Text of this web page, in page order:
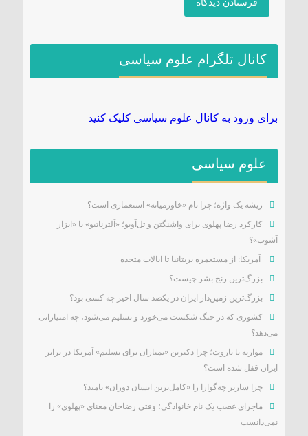
کانال تلگرام علوم سیاسی
برای ورود به کانال علوم سیاسی کلیک کنید
علوم سیاسی
ریشه یک واژه؛ چرا نام «خاورمیانه» استعماری است؟
کارکرد رضا پهلوی برای واشنگتن و تل‌آویو؛ «آلترناتیو» یا «ابزار
آشوب»؟
آمریکا: از مستعمره بریتانیا تا ایالات متحده
بزرگ‌ترین رنج بشر چیست؟
بزرگ‌ترین زمین‌دار ایران در یکصد سال اخیر چه کسی بود؟
کشوری که در جنگ شکست می‌خورد و تسلیم می‌شود، چه امتیازاتی
می‌دهد؟
موازنه با باروت؛ چرا دکترین «بمباران برای تسلیم» آمریکا در برابر
ایران قفل شده است؟
چرا سارتر چه‌گوارا را «کامل‌ترین انسان دوران» نامید؟
ماجرای غصب یک نام خانوادگی؛ وقتی رضاخان معنای «پهلوی» را
نمی‌دانست